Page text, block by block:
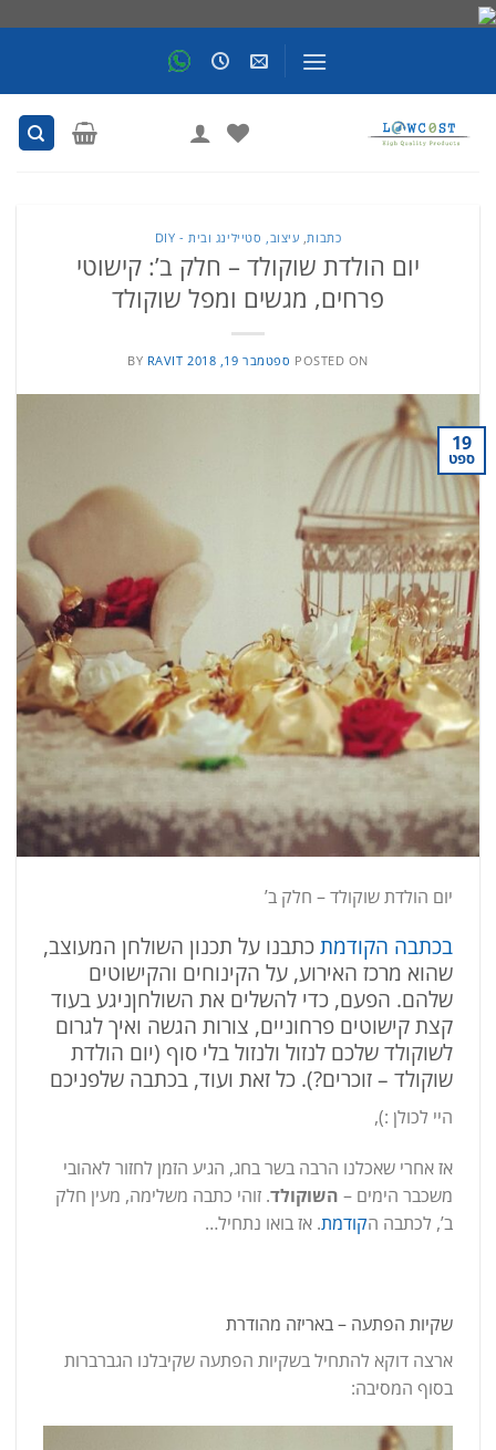
כתבות, עיצוב, סטיילינג ובית - DIY
יום הולדת שוקולד – חלק ב’: קישוטי
פרחים, מגשים ומפל שוקולד
POSTED ON ספטמבר 19, 2018 BY RAVIT
19
ספט
יום הולדת שוקולד – חלק ב’
בכתבה הקודמתכתבנו על תכנון השולחן המעוצב,
שהוא מרכז האירוע, על הקינוחים והקישוטים
שלהם. הפעם, כדי להשלים את השולחןניגע בעוד
קצת קישוטים פרחוניים, צורות הגשה ואיך לגרום
לשוקולד שלכם לנזול ולנזול בלי סוף (יום הולדת
שוקולד – זוכרים?). כל זאת ועוד, בכתבה שלפניכם
היי לכולן :),
אז אחרי שאכלנו הרבה בשר בחג, הגיע הזמן לחזור לאהובי
משכבר הימים – השוקולד. זוהי כתבה משלימה, מעין חלק
ב’, לכתבה הקודמת. אז בואו נתחיל…
שקיות הפתעה – באריזה מהודרת
ארצה דוקא להתחיל בשקיות הפתעה שקיבלנו הגברברות
בסוף המסיבה: